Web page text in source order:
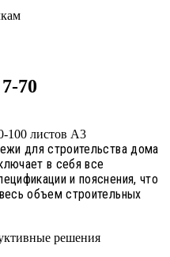
70
100 листов А3
для строительства дома
в себя все
и пояснения, что
объем строительных
решения